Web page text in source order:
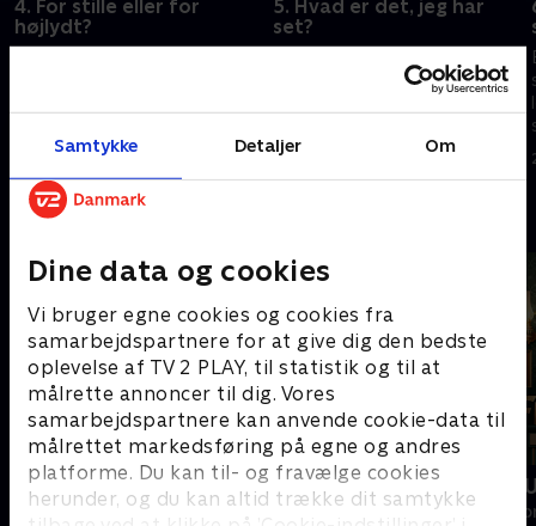
Samtykke Detaljer Om
Dine data og cookies
Vi bruger egne cookies og cookies fra
samarbejdspartnere for at give dig den bedste
oplevelse af TV 2 PLAY, til statistik og til at
målrette annoncer til dig. Vores
samarbejdspartnere kan anvende cookie-data til
målrettet markedsføring på egne og andres
platforme. Du kan til- og fravælge cookies
herunder, og du kan altid trække dit samtykke
4. For stille eller for
højlydt?
Mogensen også forbi.
8. maj 2026 • 25 min
5. Hvad er det, jeg har
set?
Natasha Brock efter dagens
tidligere medloyale Mikkel Klint
15. maj 2026 • 19 min
Andre så også
Forræder
Reality • 4 sæsoner
Forræder -
Reality • 3